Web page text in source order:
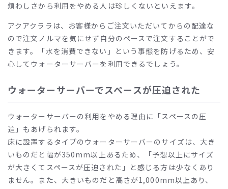
煩わしさから利用をやめる人は珍しくないといえます。
アクアクララは、お客様からご注文いただいてからの配達な
ので注文ノルマを気にせず自分のペースで注文することがで
きます。「水を消費できない」という事態を防げるため、安
心してウォーターサーバーを利用できるでしょう。
ウォーターサーバーでスペースが圧迫された
ウォーターサーバーの利用をやめる理由に「スペースの圧
迫」もあげられます。
床に設置するタイプのウォーターサーバーのサイズは、大き
いものだと幅が350mm以上あるため、「予想以上にサイズ
が大きくてスペースが圧迫された」と感じる方は少なくあり
ません。また、大きいものだと高さが1,000mm以上あり、